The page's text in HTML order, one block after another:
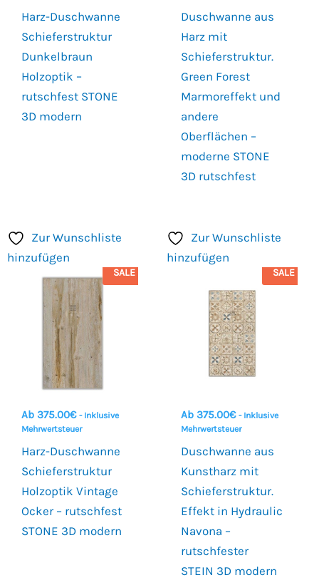
Harz-Duschwanne
Schieferstruktur
Dunkelbraun
Holzoptik –
rutschfest STONE
3D modern
Duschwanne aus
Harz mit
Schieferstruktur.
Green Forest
Marmoreffekt und
andere
Oberflächen –
moderne STONE
3D rutschfest
Zur Wunschliste
hinzufügen
SALE
Ab 375.00€ - Inklusive
Mehrwertsteuer
Harz-Duschwanne
Schieferstruktur
Holzoptik Vintage
Ocker – rutschfest
STONE 3D modern
Zur Wunschliste
hinzufügen
SALE
Ab 375.00€ - Inklusive
Mehrwertsteuer
Duschwanne aus
Kunstharz mit
Schieferstruktur.
Effekt in Hydraulic
Navona –
rutschfester
STEIN 3D modern